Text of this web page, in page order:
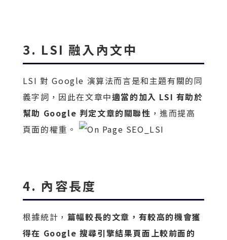
3. LSI 融入內文中
LSI 對 Google 演算法而言是和主題有關的同
義字詞，因此在文章中適當的加入 LSI 有助於
幫助 Google 判定文章的關聯性 ，進而提高
頁面的權重。
4. 內容長度
根據統計， 篇幅較長的文章，有較高的機會獲
得在 Google 搜尋引擎結果頁面上較前面的